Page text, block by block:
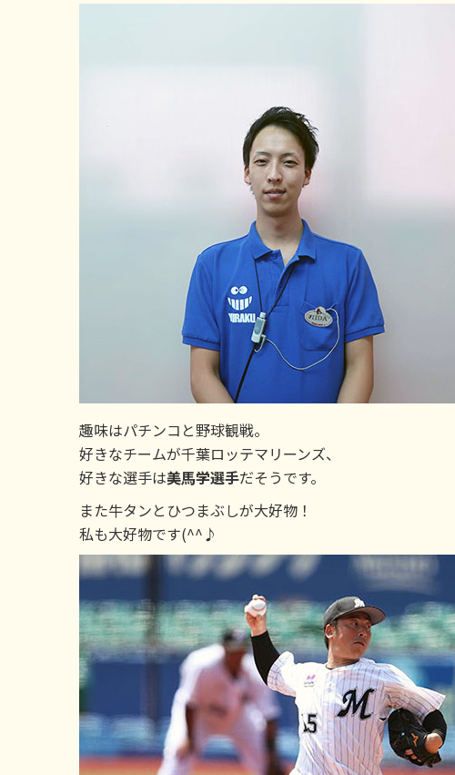
趣味はパチンコと野球観戦。
好きなチームが千葉ロッテマリーンズ、
好きな選手は美馬学選手だそうです。
また牛タンとひつまぶしが大好物！
私も大好物です(^^♪